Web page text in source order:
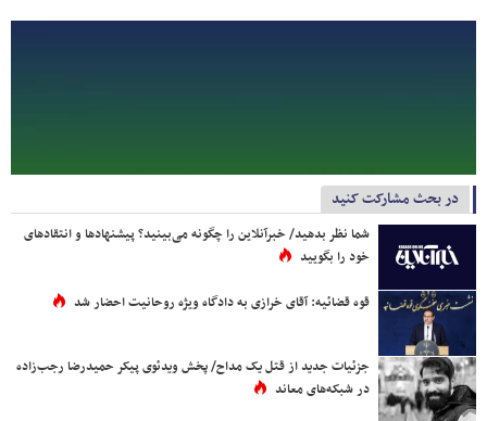
در بحث مشارکت کنید
شما نظر بدهید/ خبرآنلاین را چگونه می‌بینید؟ پیشنهادها و انتقادهای
خود را بگویید
قوه قضائیه: آقای خرازی به دادگاه ویژه روحانیت احضار شد
جزئیات جدید از قتل یک مداح/ پخش ویدئوی پیکر حمیدرضا رجب‌زاده
در شبکه‌های معاند